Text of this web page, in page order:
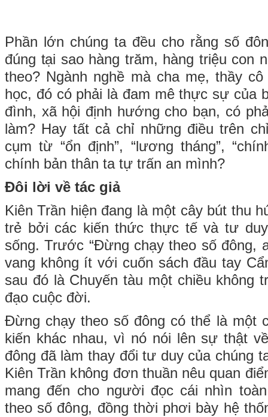
Phần lớn chúng ta đều cho rằng số
đúng tại sao hàng trăm, hàng triệu con
theo? Ngành nghề mà cha mẹ, thầy
học, đó có phải là đam mê thực sự của
đình, xã hội định hướng cho bạn, có
làm? Hay tất cả chỉ những điều trên
cụm từ “ổn định”, “lương tháng”,
chính bản thân ta tự trấn an mình?
Đôi lời về tác giả
Kiên Trần hiện đang là một cây bút thu
trẻ bởi các kiến thức thực tế và tư
sống. Trước “Đừng chạy theo số đông,
vang không ít với cuốn sách đầu tay
sau đó là Chuyến tàu một chiều không
đạo cuộc đời.
Đừng chạy theo số đông có thể là một
kiến khác nhau, vì nó nói lên sự thật
đông đã làm thay đổi tư duy của chúng
Kiên Trần không đơn thuần nêu quan
mang đến cho người đọc cái nhìn
theo số đông, đồng thời phơi bày hệ